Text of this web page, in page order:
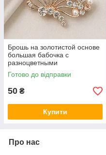
Брошь на золотистой основе
большая бабочка с
разноцветными
переливающимися
камушками и бусинами
размер 55х40 мм
Готово до відправки
50 ₴
Купити
Про нас